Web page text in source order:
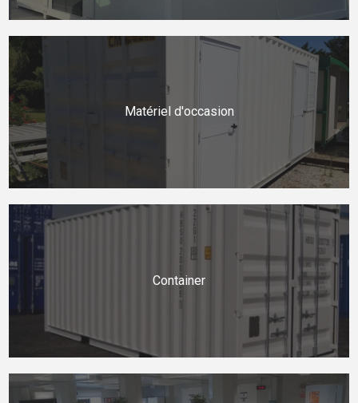
Matériel d'occasion
Container